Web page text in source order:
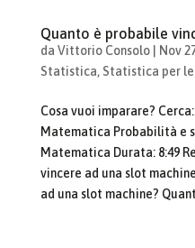
Quanto è probabile
da Vittorio Consolo| Nov
Statistica, Statistica per
Cosa vuoi imparare?
Matematica Probabilità e
Matematica Durata: 8:49
vincere ad una slot
ad una slot machine?